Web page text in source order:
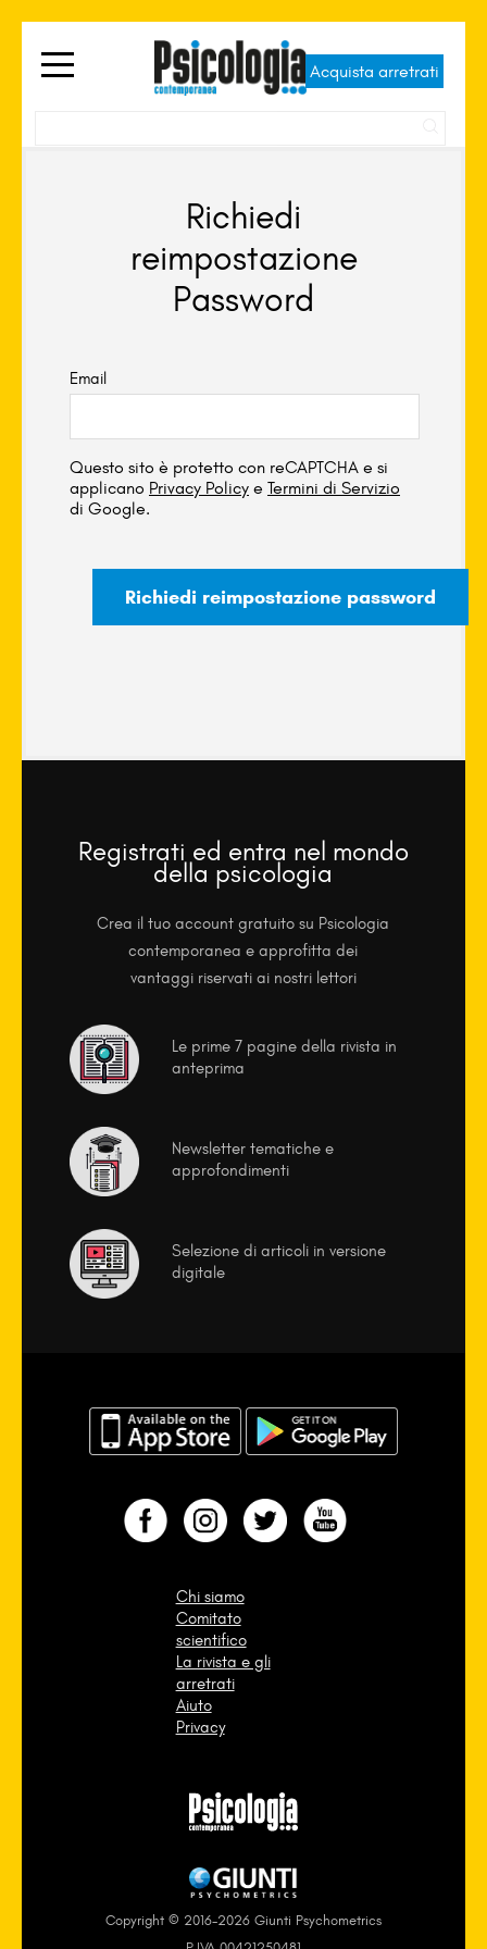
Acquista arretrati
Richiedi
reimpostazione
Password
Email
Questo sito è protetto con reCAPTCHA e si
applicano Privacy Policy e Termini di Servizio
di Google.
Registrati ed entra nel mondo
della psicologia
Crea il tuo account gratuito su Psicologia
contemporanea e approfitta dei
vantaggi riservati ai nostri lettori
Le prime 7 pagine della rivista in
anteprima
Newsletter tematiche e
approfondimenti
Selezione di articoli in versione
digitale
Copyright © 2016-2026 Giunti Psychometrics
Chi siamo
Comitato
scientifico
La rivista e gli
arretrati
Aiuto
Privacy